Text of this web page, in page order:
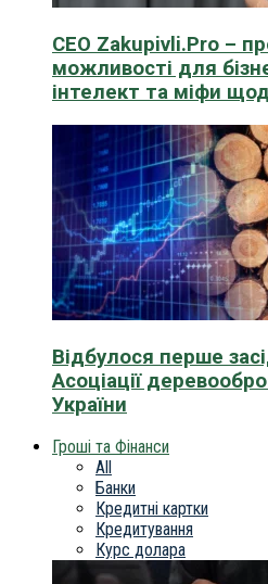
CEO Zakupivli.Pro –
можливості для
інтелект та міфи
Відбулося перше
Асоціації
України
Гроші та Фінанси
All
Банки
Кредитні картки
Кредитування
Курс долара